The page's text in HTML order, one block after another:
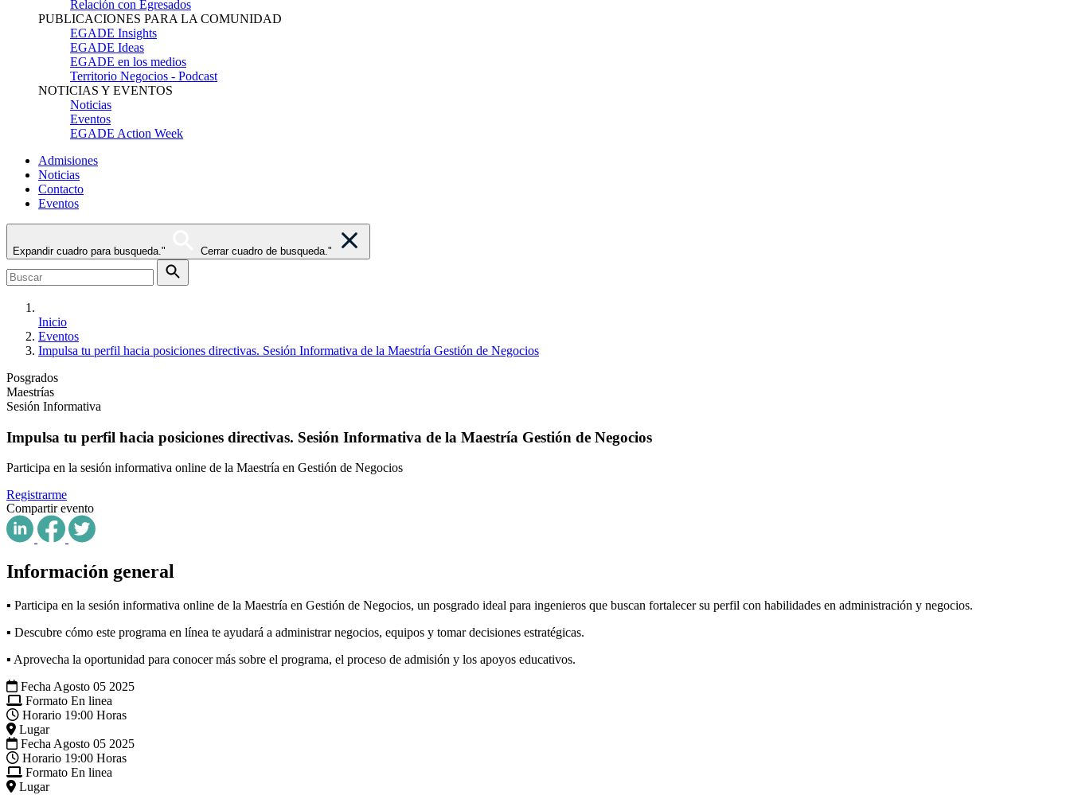
Relación con Egresados
PUBLICACIONES PARA LA COMUNIDAD
EGADE Insights
EGADE Ideas
EGADE en los medios
Territorio Negocios - Podcast
NOTICIAS Y EVENTOS
Noticias
Eventos
EGADE Action Week
Admisiones
Noticias
Contacto
Eventos
Expandir cuadro para busqueda." Cerrar cuadro de busqueda."
Inicio
Eventos
Impulsa tu perfil hacia posiciones directivas. Sesión Informativa de la Maestría Gestión de Negocios
Posgrados
Maestrías
Sesión Informativa
Impulsa tu perfil hacia posiciones directivas. Sesión Informativa de la Maestría Gestión de Negocios
Participa en la sesión informativa online de la Maestría en Gestión de Negocios
Registrarme
Compartir evento
Información general
▪ Participa en la sesión informativa online de la Maestría en Gestión de Negocios, un posgrado ideal para ingenieros que buscan fortalecer su perfil con habilidades en administración y negocios.
▪ Descubre cómo este programa en línea te ayudará a administrar negocios, equipos y tomar decisiones estratégicas.
▪ Aprovecha la oportunidad para conocer más sobre el programa, el proceso de admisión y los apoyos educativos.
Fecha Agosto 05 2025
Formato En linea
Horario 19:00 Horas
Lugar
Fecha Agosto 05 2025
Horario 19:00 Horas
Formato En linea
Lugar